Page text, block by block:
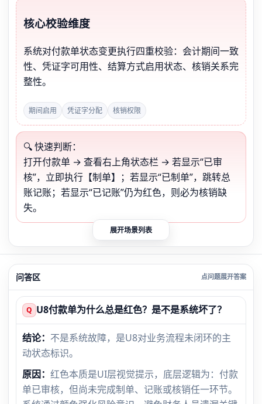
核心校验维度
系统对付款单状态变更执行四重校验：会计期间一致
性、凭证字可用性、结算方式启用状态、核销关系完
整性。
期间启用 凭证字分配 核销权限
🔍 快速判断：
打开付款单 → 查看右上角状态栏 → 若显示“已审
核”，立即执行【制单】；若显示“已制单”，跳转总
账记账；若显示“已记账”仍为红色，则必为核销缺
失。
展开场景列表
问答区
Q U8付款单为什么总是红色？是不是系统坏了？
结论： 不是系统故障，是U8对业务流程未闭环的主
动状态标识。
原因： 红色本质是UI层视觉提示，底层逻辑为：付款
单已审核，但尚未完成制单、记账或核销任一环节。